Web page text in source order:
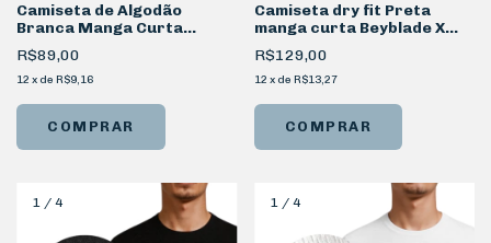
Camiseta de Algodão
Branca Manga Curta
Beyblade X Xtreme
R$89,00
12 x de R$9,16
COMPRAR
Camiseta dry fit Preta
manga curta Beyblade X
Robin
R$129,00
12 x de R$13,27
COMPRAR
1 / 4 1/ 4